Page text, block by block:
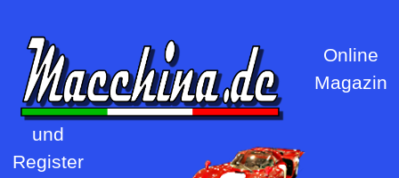
Online
Magazin
und
Register